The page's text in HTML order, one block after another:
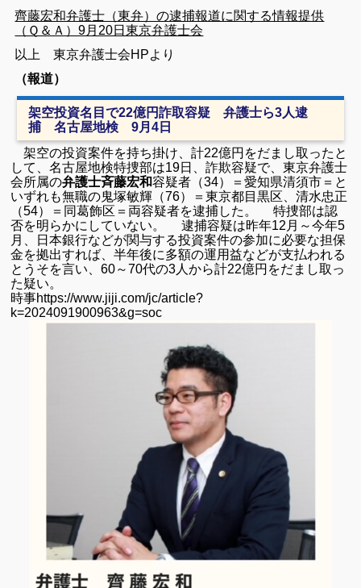
齊藤宏和弁護士（東弁）の逮捕報道に関する情報提供
（Ｑ＆Ａ）9月20日東京弁護士会
以上 東京弁護士会HPより
（報道）
架空投資名目で22億円詐取容疑 弁護士ら3人逮
捕 名古屋地検 9月4日
架空の投資案件を持ち掛け、計22億円をだまし取ったと
して、名古屋地検特捜部は19日、詐欺容疑で、東京弁護士
会所属の弁護士斉藤宏和容疑者（34）＝愛知県清須市＝と
いずれも無職の鬼塚敏輝（76）＝東京都目黒区、清水忠正
（54）＝同葛飾区＝両容疑者を逮捕した。 特捜部は認
否を明らかにしていない。 逮捕容疑は昨年12月～今年5
月、日本銀行などが関与する投資案件の参加に必要な担保
金を拠出すれば、半年後に多額の運用益などが支払われる
とうそを言い、60～70代の3人から計22億円をだまし取っ
た疑い。
時事https://www.jiji.com/jc/article?
k=2024091900963&g=soc